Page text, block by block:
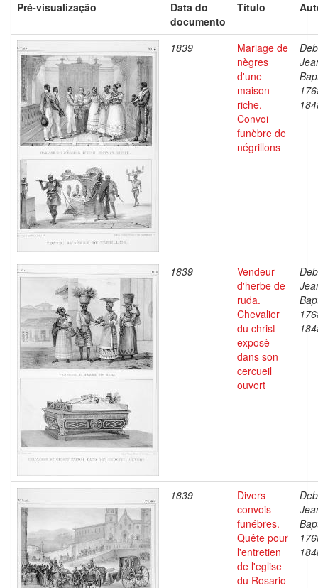
Pré-visualização
Data do
documento
Título
1839
Mariage de
nègres
d'une
maison
riche.
Convoi
funèbre de
négrillons
1839
Vendeur
d'herbe de
ruda.
Chevalier
du christ
exposè
dans son
cercueil
ouvert
1839
Divers
convois
funébres.
Quête pour
l'entretien
de l'eglise
du Rosario